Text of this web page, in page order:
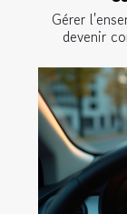
Gérer
devenir